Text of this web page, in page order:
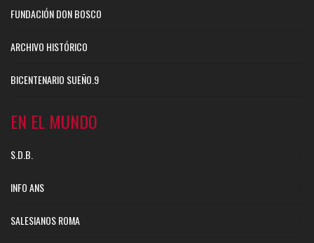
FUNDACIÓN DON BOSCO
ARCHIVO HISTÓRICO
BICENTENARIO SUEÑO.9
EN EL MUNDO
S.D.B.
INFO ANS
SALESIANOS ROMA